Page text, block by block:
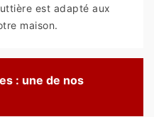
est adapté aux
maison.
: une de nos